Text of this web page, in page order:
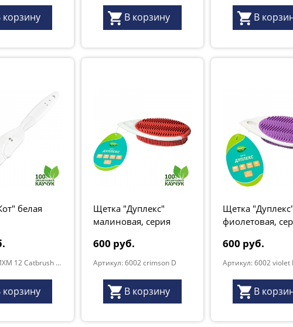
корзину В корзину В
белая
Артикул: MXM 12 Catbrush white
корзину
Щетка "Дуплекс"
малиновая, серия
600 руб.
Артикул: 6002 crimson D
В корзину
Щетка "Дуплекс"
фиолетовая,
600 руб.
Артикул: 6002 violet
В